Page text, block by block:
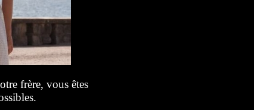
frère, vous êtes